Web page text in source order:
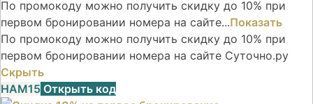
По промокоду можно получить скидку до 10% при
первом бронировании номера на сайте...Показать
По промокоду можно получить скидку до 10% при
первом бронировании номера на сайте Суточно.ру
Скрыть
НАМ15 Открыть код